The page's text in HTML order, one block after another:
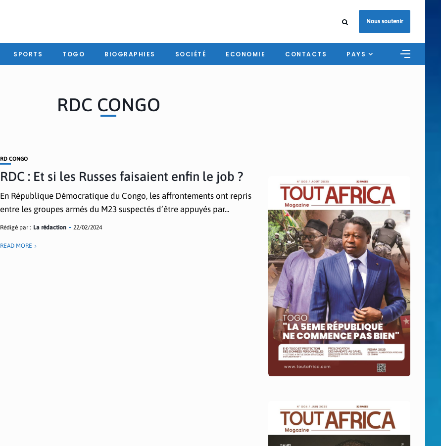
Nous soutenir
SPORTS TOGO BIOGRAPHIES SOCIÉTÉ ECONOMIE CONTACTS PAYS
RDC CONGO
RD CONGO
RDC : Et si les Russes faisaient enfin le job ?
En République Démocratique du Congo, les affrontements ont repris
entre les groupes armés du M23 suspectés d’être appuyés par...
Rédigé par : La rédaction 22/02/2024
READ MORE